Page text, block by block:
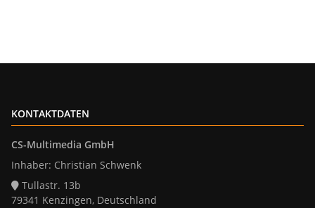
KONTAKTDATEN
CS-Multimedia GmbH
Inhaber: Christian Schwenk
Tullastr. 13b
79341 Kenzingen, Deutschland